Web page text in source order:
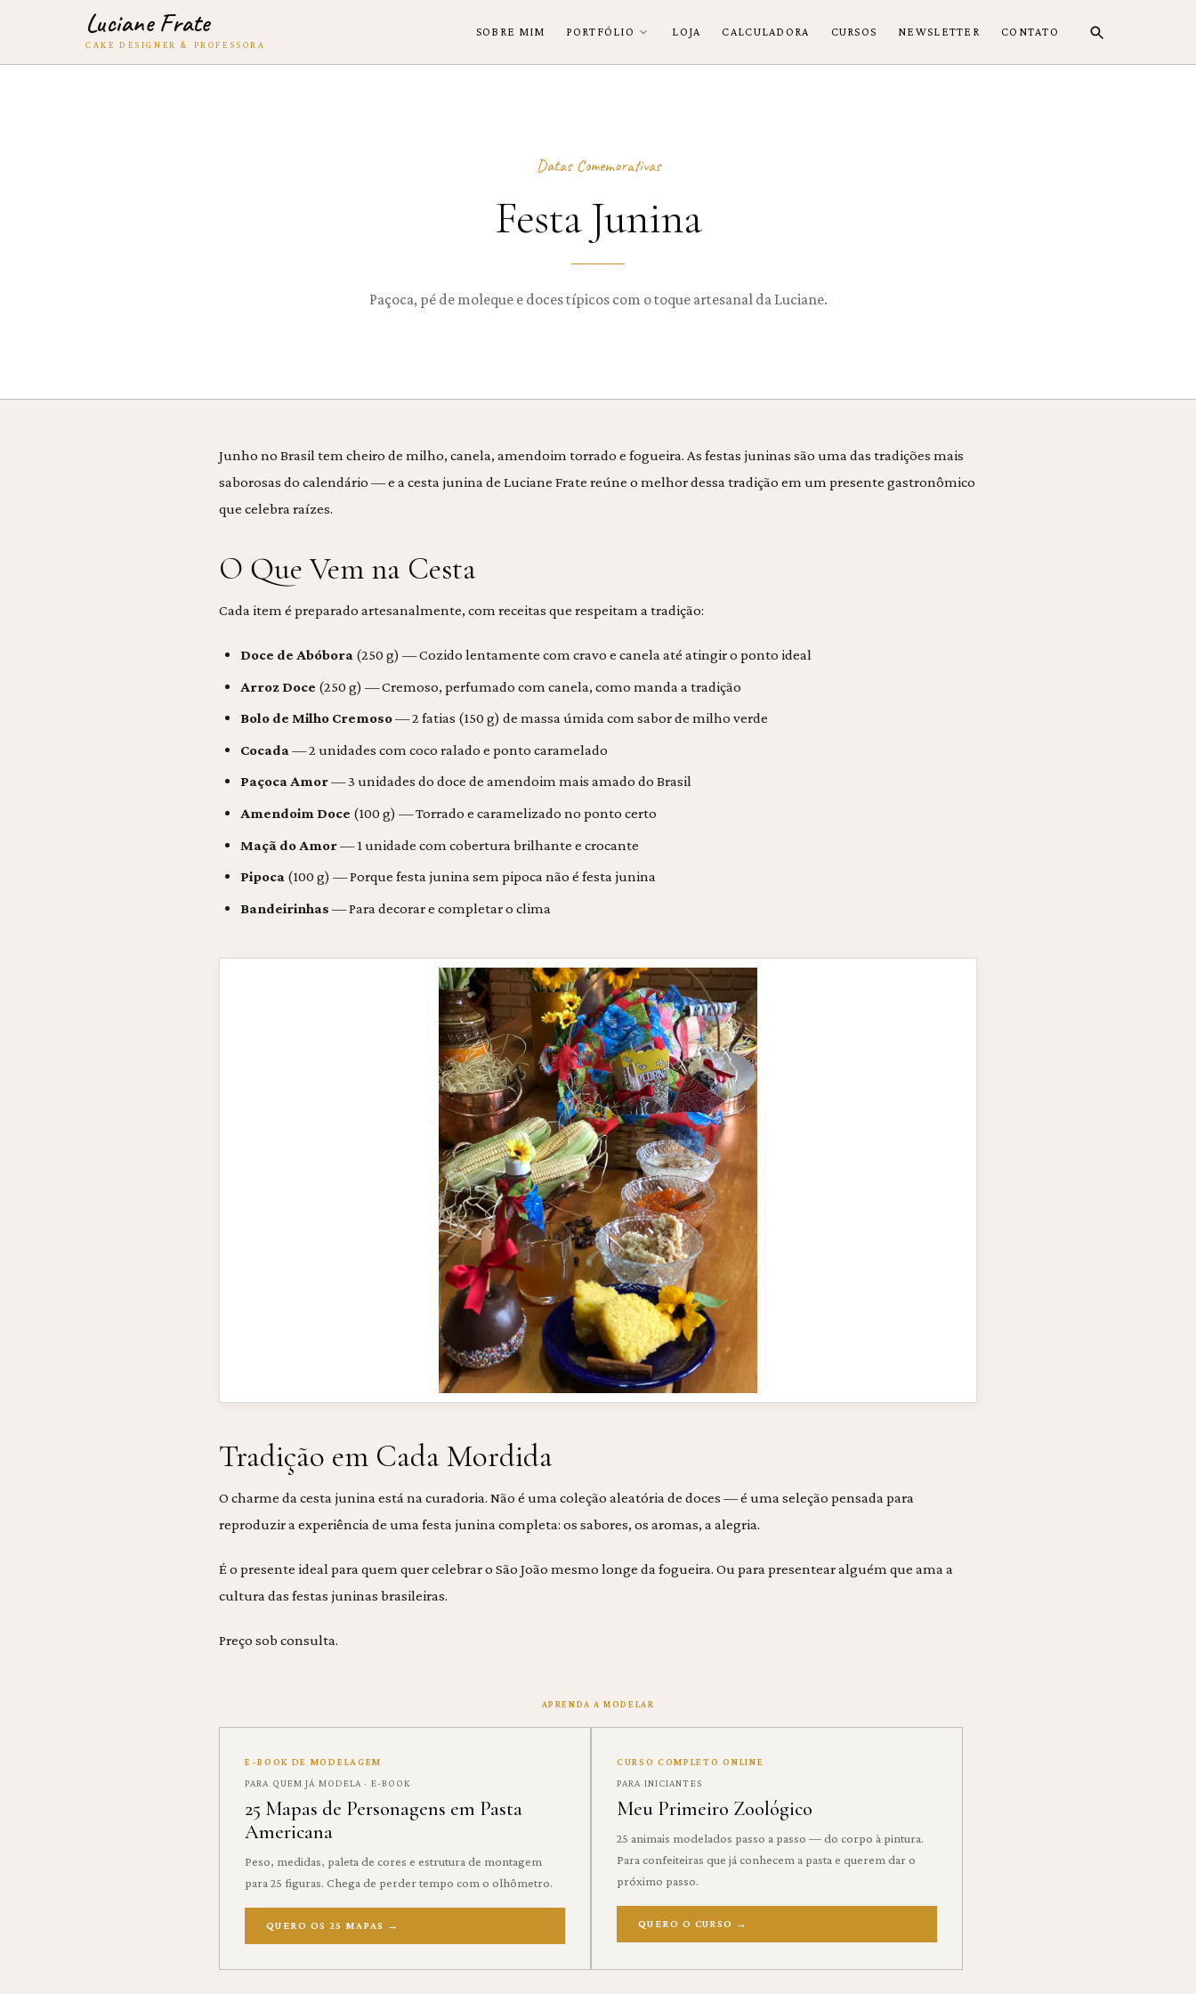
Luciane Frate
CAKE DESIGNER & PROFESSORA
SOBRE MIM PORTFÓLIO LOJA CALCULADORA CURSOS NEWSLETTER CONTATO
Datas Comemorativas
Festa Junina
Paçoca, pé de moleque e doces típicos com o toque artesanal da Luciane.
Junho no Brasil tem cheiro de milho, canela, amendoim torrado e fogueira. As festas juninas são uma das tradições mais
saborosas do calendário — e a cesta junina de Luciane Frate reúne o melhor dessa tradição em um presente gastronômico
que celebra raízes.
O Que Vem na Cesta
Cada item é preparado artesanalmente, com receitas que respeitam a tradição:
Doce de Abóbora (250 g) — Cozido lentamente com cravo e canela até atingir o ponto ideal
Arroz Doce (250 g) — Cremoso, perfumado com canela, como manda a tradição
Bolo de Milho Cremoso— 2 fatias (150 g) de massa úmida com sabor de milho verde
Cocada — 2 unidades com coco ralado e ponto caramelado
Paçoca Amor— 3 unidades do doce de amendoim mais amado do Brasil
Amendoim Doce (100 g) — Torrado e caramelizado no ponto certo
Maçã do Amor— 1 unidade com cobertura brilhante e crocante
Pipoca (100 g) — Porque festa junina sem pipoca não é festa junina
Bandeirinhas — Para decorar e completar o clima
Tradição em Cada Mordida
O charme da cesta junina está na curadoria. Não é uma coleção aleatória de doces — é uma seleção pensada para
reproduzir a experiência de uma festa junina completa: os sabores, os aromas, a alegria.
É o presente ideal para quem quer celebrar o São João mesmo longe da fogueira. Ou para presentear alguém que ama a
cultura das festas juninas brasileiras.
Preço sob consulta.
APRENDA A MODELAR
E-BOOK DE MODELAGEM
PARA QUEM JÁ MODELA · E-BOOK
25 Mapas de Personagens em Pasta
Americana
Peso, medidas, paleta de cores e estrutura de montagem
para 25 figuras. Chega de perder tempo com o olhômetro.
QUERO OS 25 MAPAS →
CURSO COMPLETO ONLINE
PARA INICIANTES
Meu Primeiro Zoológico
25 animais modelados passo a passo — do corpo à pintura.
Para confeiteiras que já conhecem a pasta e querem dar o
próximo passo.
QUERO O CURSO →